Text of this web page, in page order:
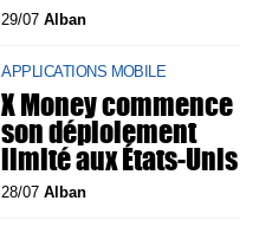
29/07Alban
APPLICATIONS MOBILE
X Money commence
son déploiement
limité aux États-Unis
28/07Alban